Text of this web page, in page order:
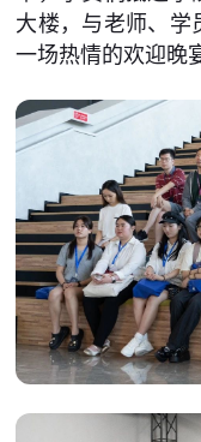
关于我们
大楼，与老师、学
一场热情的欢迎晚